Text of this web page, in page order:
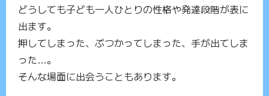
どうしても子ども一人ひとりの性格や発達段階が表に
出ます。
押してしまった、ぶつかってしまった、手が出てしま
った…。
そんな場面に出会うこともあります。